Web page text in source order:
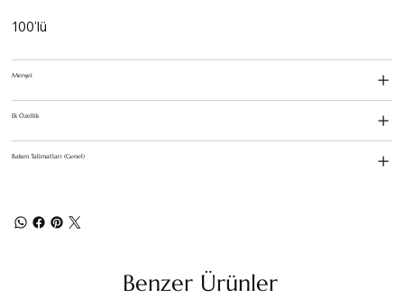
100'lü
Menşei
Ek Özellik
Bakım Talimatları (Genel)
Benzer Ürünler